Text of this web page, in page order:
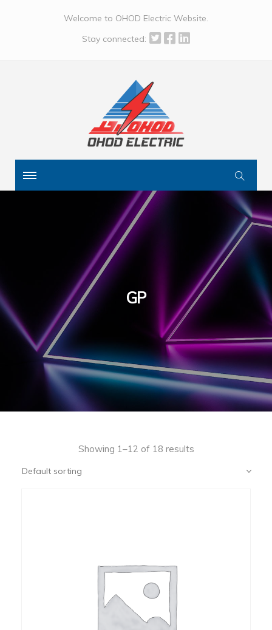
Welcome to OHOD Electric Website.
Stay connected:
GP
Showing 1–12 of 18 results
Default sorting